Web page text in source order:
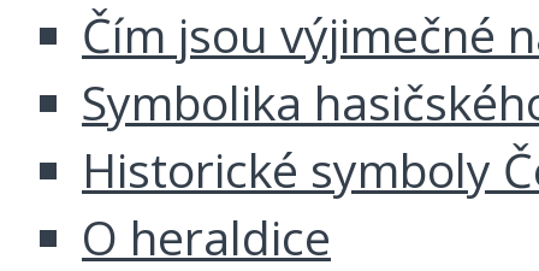
Čím jsou výjimečné
Symbolika
Historické symboly
O heraldice